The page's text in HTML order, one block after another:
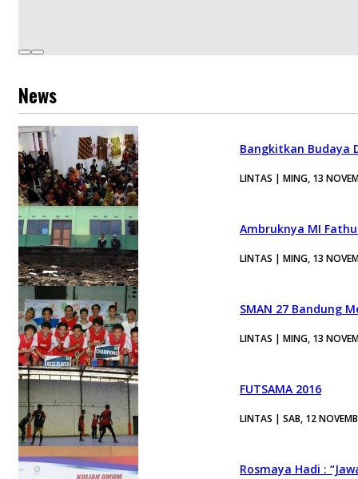
News
Bangkitkan Budaya
LINTAS | MING, 13
Ambruknya MI
LINTAS | MING, 13
SMAN 27 Bandung
LINTAS | MING, 13
FUTSAMA 2016
LINTAS | SAB, 12
Rosmaya Hadi :